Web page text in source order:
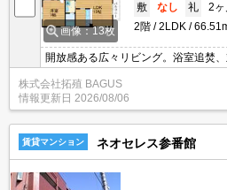
画像：13枚
敷
なし 礼
2ヶ
2階
2LDK
開放感ある広々リビング。浴室追焚
ムキッチン。
株式会社拓殖 BAGUS
情報更新日 2026/08/06
賃貸マンション ネオセレス参番館